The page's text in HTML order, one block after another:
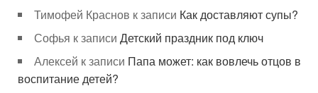
Тимофей Краснов к записи Как доставляют супы?
Софья к записиДетский праздник под ключ
Алексей к записи Папа может: как вовлечь отцов в
воспитание детей?